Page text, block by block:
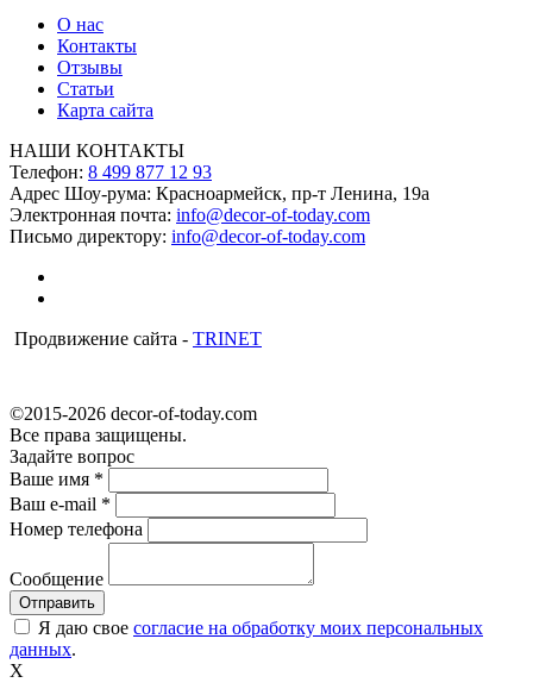
О нас
Контакты
Отзывы
Статьи
Карта сайта
НАШИ КОНТАКТЫ
Телефон: 8 499 877 12 93
Адрес Шоу-рума: Красноармейск, пр-т Ленина, 19а
Электронная почта: info@decor-of-today.com
Письмо директору: info@decor-of-today.com
Продвижение сайта - TRINET
©2015-2026 decor-of-today.com
Все права защищены.
Задайте вопрос
Ваше имя *
Ваш e-mail *
Номер телефона
Сообщение
Я даю свое согласие на обработку моих персональных
данных.
X